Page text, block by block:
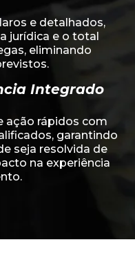
e detalhados,
jurídica e o total
eliminando
Integrado
ação rápidos com
garantindo
seja resolvida de
na experiência